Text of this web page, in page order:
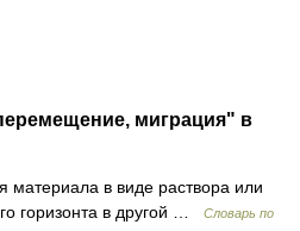
миграция" в
в виде раствора или
горизонта в другой …
Словарь по